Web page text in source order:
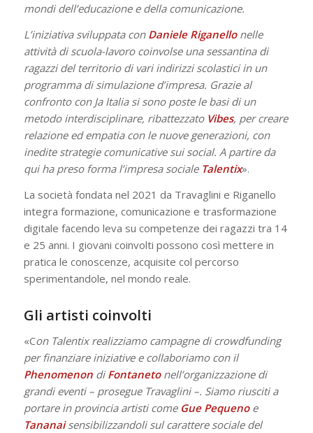
mondi dell’educazione e della comunicazione.
L’iniziativa sviluppata con Daniele Riganellonelle
attività di scuola-lavoro coinvolse una sessantina di
ragazzi del territorio di vari indirizzi scolastici in un
programma di simulazione d’impresa. Grazie al
confronto con Ja Italia si sono poste le basi di un
metodo interdisciplinare, ribattezzato Vibes, per creare
relazione ed empatia con le nuove generazioni, con
inedite strategie comunicative sui social. A partire da
qui ha preso forma l’impresa sociale Talentix».
La società fondata nel 2021 da Travaglini e Riganello
integra formazione, comunicazione e trasformazione
digitale facendo leva su competenze dei ragazzi tra 14
e 25 anni. I giovani coinvolti possono così mettere in
pratica le conoscenze, acquisite col percorso
sperimentandole, nel mondo reale.
Gli artisti coinvolti
«Con Talentix realizziamo campagne di crowdfunding
per finanziare iniziative e collaboriamo con il
PhenomenondiFontanetonell’organizzazione di
grandi eventi – prosegue Travaglini –. Siamo riusciti a
portare in provincia artisti come Gue Pequeno e
Tananaisensibilizzandoli sul carattere sociale del